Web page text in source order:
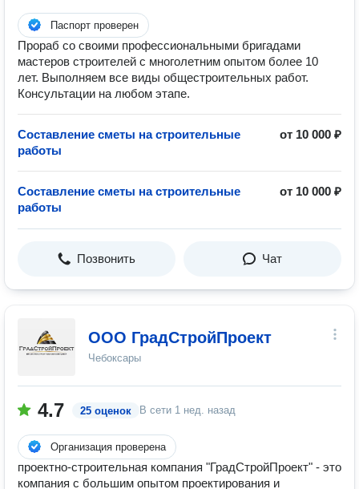
Паспорт проверен
Прораб со своими профессиональными бригадами
мастеров строителей с многолетним опытом более 10
лет. Выполняем все виды общестроительных работ.
Консультации на любом этапе.
Составление сметы на строительные
работы
от 10 000 ₽
Составление сметы на строительные
работы
от 10 000 ₽
Позвонить Чат
ООО ГрадСтройПроект
Чебоксары
4.7 25 оценок В сети 1 нед. назад
Организация проверена
проектно-строительная компания "ГрадСтройПроект" - это
компания с большим опытом проектирования и